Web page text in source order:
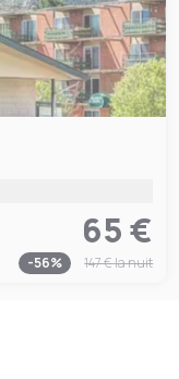
65 €
-56% 147 €la nuit